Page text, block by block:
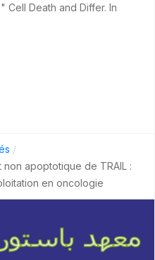
Cell Death and Differ. In
apoptotique de TRAIL :
en oncologie